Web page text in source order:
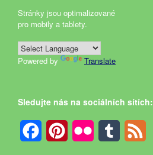
Stránky jsou optimalizované
pro mobily a tablety.
Powered by Translate
Sledujte nás na sociálních sítích:
FacebookPinterestFlickr Tumblr